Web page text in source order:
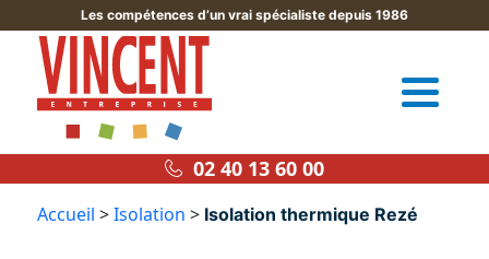
Les compétences d’un vrai spécialiste depuis 1986
02 40 13 60 00
Accueil >Isolation > Isolation thermique Rezé